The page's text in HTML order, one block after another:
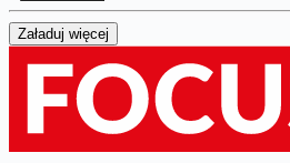
Załaduj więcej